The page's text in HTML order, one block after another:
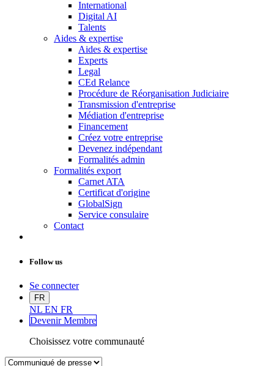
International
Digital AI
Talents
Aides & expertise
Aides & expertise
Experts
Legal
CEd Relance
Procédure de Réorganisation Judiciaire
Transmission d'entreprise
Médiation d'entreprise
Financement
Créez votre entreprise
Devenez indépendant
Formalités admin
Formalités export
Carnet ATA
Certificat d'origine
GlobalSign
Service consulaire
Contact
Follow us
Se connecter
FR
NL EN FR
Devenir Membre
Choisissez votre communauté